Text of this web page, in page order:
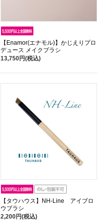
【Enamor(エナモル)】かじえりプロ
デュース メイクブラシ
13,750円(税込)
【タウハウス】NH-Line アイブロ
ウブラシ
2,200円(税込)